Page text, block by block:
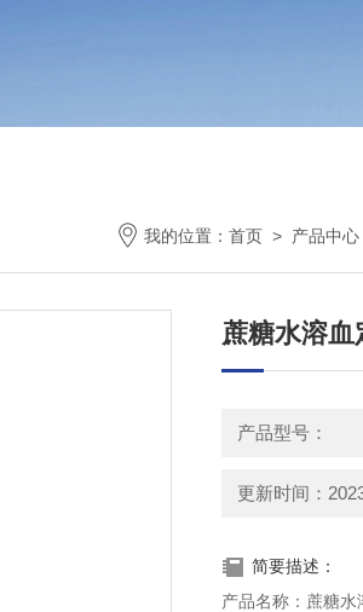
我的位置： 首页 > 产品中心
蔗糖水溶
产品型号：
更新时间：
简要描述：
产品名称：蔗糖